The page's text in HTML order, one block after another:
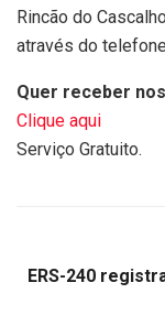
Rincão do
através do
Quer receber
Clique aqui
Serviço Gratuito.
ERS-240